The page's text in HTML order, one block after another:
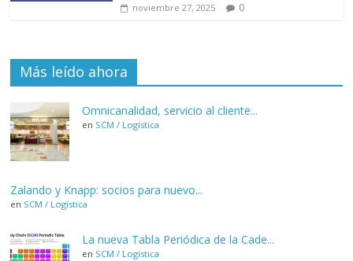
noviembre 27, 2025 0
Más leído ahora
Omnicanalidad, servicio al cliente...
en SCM / Logística
Zalando y Knapp: socios para nuevo...
en SCM / Logística
La nueva Tabla Periódica de la Cade...
en SCM / Logística